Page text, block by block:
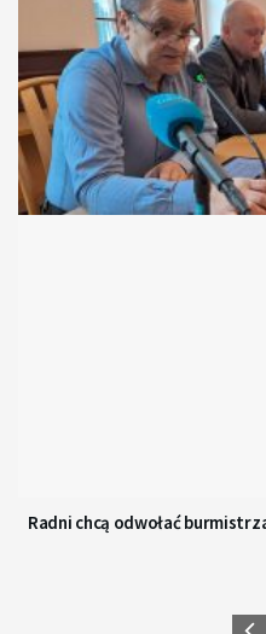
Radni chcą odwołać